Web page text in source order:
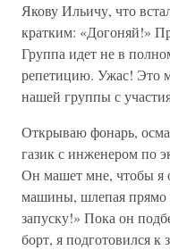
Якову Ильичу, что
кратким: «Догоняй!»
Группа идет не в
репетицию. Ужас! Это
нашей группы с
Открываю фонарь,
газик с инженером по
Он машет мне, чтобы я
машины, шлепая прямо
запуску!» Пока он
борт, я подготовился к